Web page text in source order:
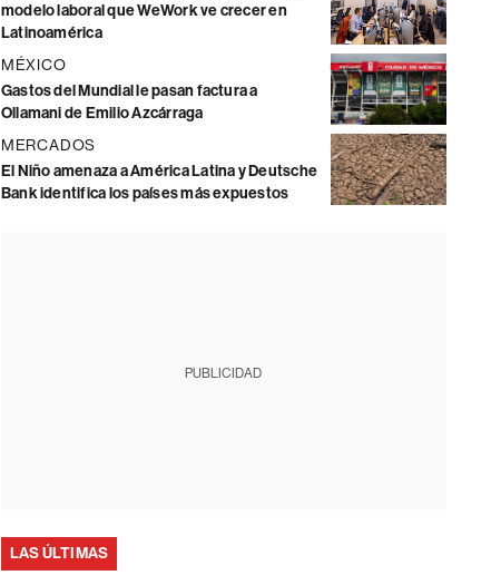
modelo laboral que WeWork ve crecer en
Latinoamérica
MÉXICO
Gastos del Mundial le pasan factura a
Ollamani de Emilio Azcárraga
MERCADOS
El Niño amenaza a América Latina y Deutsche
Bank identifica los países más expuestos
PUBLICIDAD
LAS ÚLTIMAS